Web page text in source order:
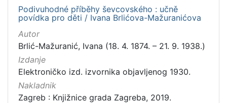
Podivuhodné příběhy ševcovského : učně
povídka pro děti / Ivana Brlićova-Mažuranićova
Autor
Brlić-Mažuranić, Ivana (18. 4. 1874. – 21. 9. 1938.)
Izdanje
Elektroničko izd. izvornika objavljenog 1930.
Nakladnik
Zagreb : Knjižnice grada Zagreba, 2019.